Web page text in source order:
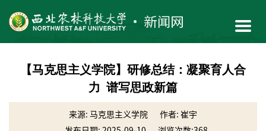
【马克思主义学院】研修总结：凝聚育人合
力 谱写思政新篇
来源: 马克思主义学院
作者: 崔宇